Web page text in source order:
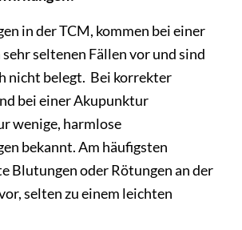
in der TCM, kommen bei einer
seltenen Fällen vor und sind
nicht belegt. Bei korrekter
bei einer Akupunktur
wenige, harmlose
bekannt. Am häufigsten
Blutungen oder Rötungen an der
selten zu einem leichten